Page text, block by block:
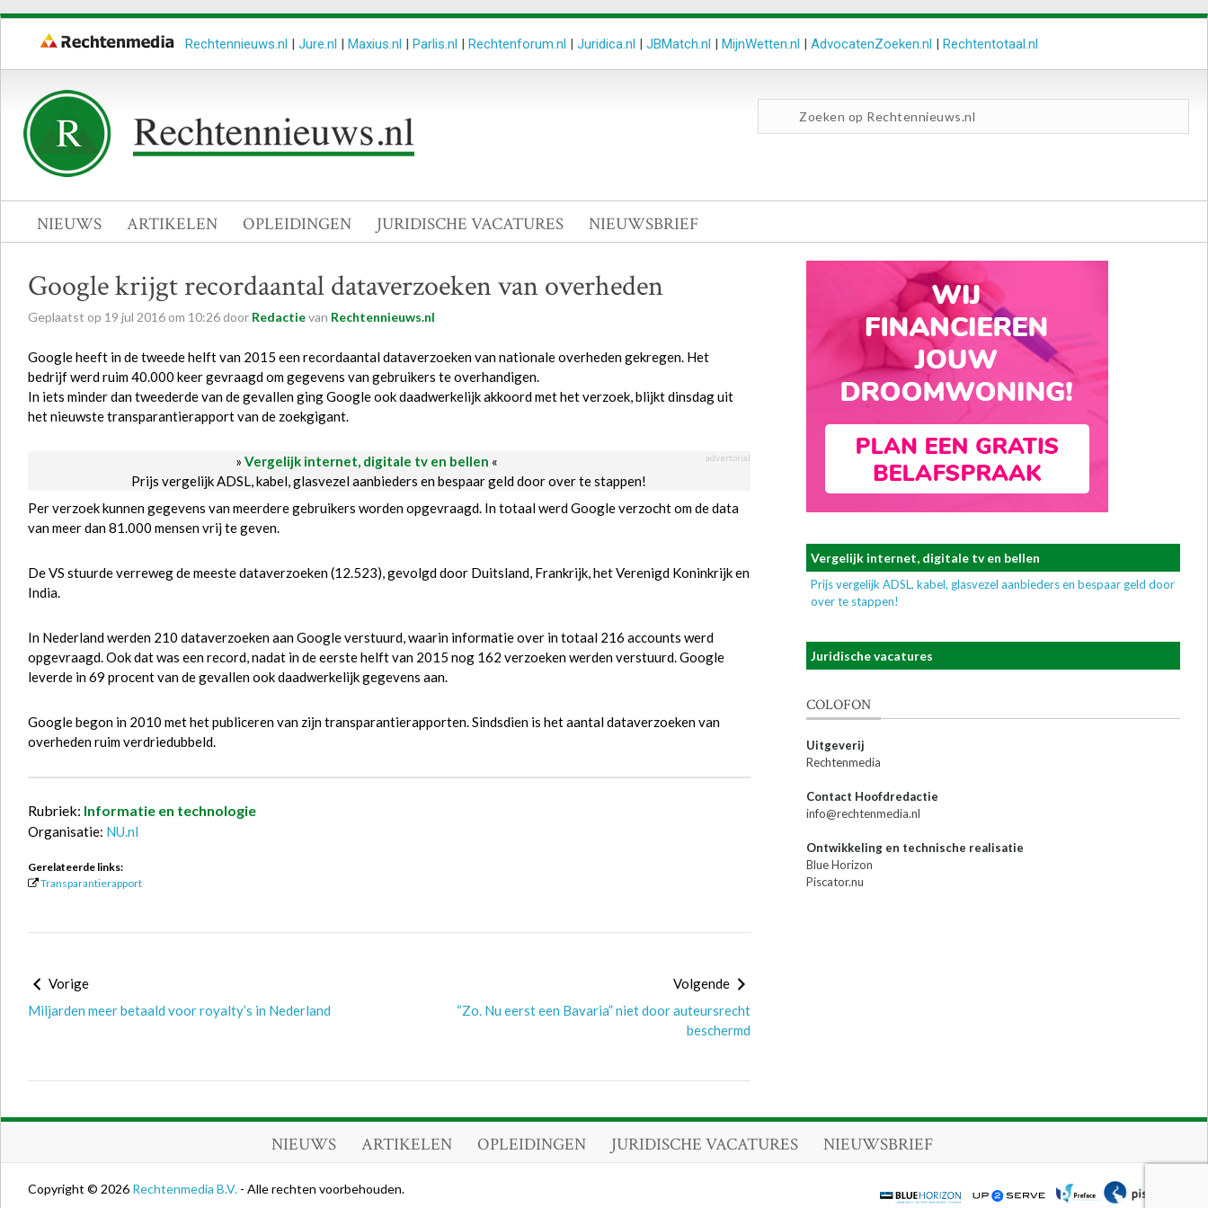
Rechtennieuws.nl | Jure.nl | Maxius.nl | Parlis.nl | Rechtenforum.nl | Juridica.nl | JBMatch.nl | MijnWetten.nl | AdvocatenZoeken.nl | Rechtentotaal.nl
NIEUWS ARTIKELEN OPLEIDINGEN JURIDISCHE VACATURES NIEUWSBRIEF
Google krijgt recordaantal dataverzoeken van overheden
Geplaatst op 19 jul 2016 om 10:26 door Redactievan Rechtennieuws.nl
Google heeft in de tweede helft van 2015 een recordaantal dataverzoeken van nationale overheden gekregen. Het
bedrijf werd ruim 40.000 keer gevraagd om gegevens van gebruikers te overhandigen.
In iets minder dan tweederde van de gevallen ging Google ook daadwerkelijk akkoord met het verzoek, blijkt dinsdag uit
het nieuwste transparantierapport van de zoekgigant.
» Vergelijk internet, digitale tv en bellen « advertorial
Prijs vergelijk ADSL, kabel, glasvezel aanbieders en bespaar geld door over te stappen!
Per verzoek kunnen gegevens van meerdere gebruikers worden opgevraagd. In totaal werd Google verzocht om de data
van meer dan 81.000 mensen vrij te geven.
De VS stuurde verreweg de meeste dataverzoeken (12.523), gevolgd door Duitsland, Frankrijk, het Verenigd Koninkrijk en
India.
In Nederland werden 210 dataverzoeken aan Google verstuurd, waarin informatie over in totaal 216 accounts werd
opgevraagd. Ook dat was een record, nadat in de eerste helft van 2015 nog 162 verzoeken werden verstuurd. Google
leverde in 69 procent van de gevallen ook daadwerkelijk gegevens aan.
Google begon in 2010 met het publiceren van zijn transparantierapporten. Sindsdien is het aantal dataverzoeken van
overheden ruim verdriedubbeld.
Rubriek: Informatie en technologie
Organisatie: NU.nl
Gerelateerde links:
Transparantierapport
Vorige
Miljarden meer betaald voor royalty’s in Nederland
Volgende
“Zo. Nu eerst een Bavaria” niet door auteursrecht
beschermd
Vergelijk internet, digitale tv en bellen
Prijs vergelijk ADSL, kabel, glasvezel aanbieders en bespaar geld door
over te stappen!
Juridische vacatures
COLOFON
Uitgeverij
Rechtenmedia
Contact Hoofdredactie
info@rechtenmedia.nl
Ontwikkeling en technische realisatie
Blue Horizon
Piscator.nu
NIEUWS ARTIKELEN OPLEIDINGEN JURIDISCHE VACATURES NIEUWSBRIEF
Copyright © 2026 Rechtenmedia B.V. - Alle rechten voorbehouden.